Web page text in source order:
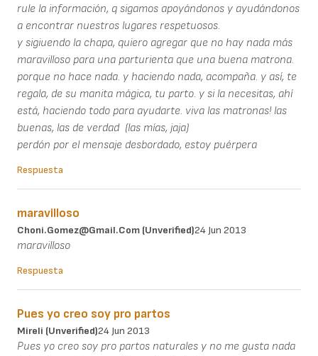
rule la información, q sigamos apoyándonos y ayudándonos
a encontrar nuestros lugares respetuosos.
y sigiuendo la chapa, quiero agregar que no hay nada más
maravilloso para una parturienta que una buena matrona.
porque no hace nada. y haciendo nada, acompaña. y así, te
regala, de su manita mágica, tu parto. y si la necesitas, ahí
está, haciendo todo para ayudarte. viva las matronas! las
buenas, las de verdad (las mías, jaja)
perdón por el mensaje desbordado, estoy puérpera
Respuesta
maravilloso
Choni.gomez@gmail.com (unverified)24 Jun 2013
maravilloso
Respuesta
Pues yo creo soy pro partos
Mireli (unverified)24 Jun 2013
Pues yo creo soy pro partos naturales y no me gusta nada